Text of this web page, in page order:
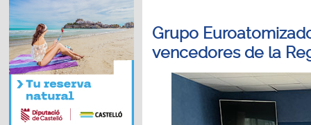
Grupo
vencedores de la